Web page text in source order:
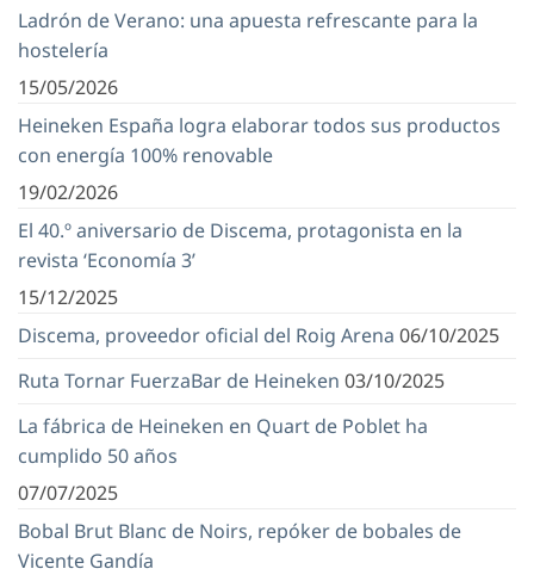
Ladrón de Verano: una apuesta refrescante para la
hostelería
15/05/2026
Heineken España logra elaborar todos sus productos
con energía 100% renovable
19/02/2026
El 40.º aniversario de Discema, protagonista en la
revista ‘Economía 3’
15/12/2025
Discema, proveedor oficial del Roig Arena 06/10/2025
Ruta Tornar FuerzaBar de Heineken 03/10/2025
La fábrica de Heineken en Quart de Poblet ha
cumplido 50 años
07/07/2025
Bobal Brut Blanc de Noirs, repóker de bobales de
Vicente Gandía